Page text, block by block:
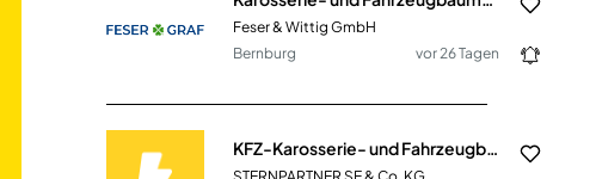
Feser & Wittig GmbH
Bernburg
vor 26 Tagen
KFZ-Karosserie- und Fahrzeugbaumechaniker/in (m/w/d) Mercedes-Benz
STERNPARTNER SE & Co. KG